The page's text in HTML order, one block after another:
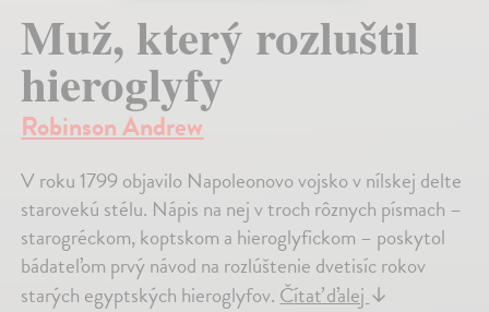
Muž, který rozluštil
hieroglyfy
Robinson Andrew
V roku 1799 objavilo Napoleonovo vojsko v nílskej delte
starovekú stélu. Nápis na nej v troch rôznych písmach –
starogréckom, koptskom a hieroglyfickom – poskytol
bádateľom prvý návod na rozlúštenie dvetisíc rokov
starých egyptských hieroglyfov. Čítať ďalej ↓